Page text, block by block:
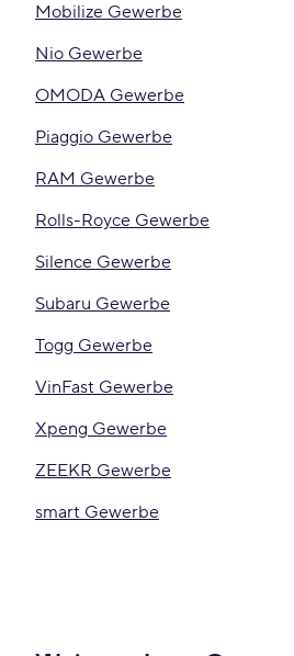
Mobilize Gewerbe
Nio Gewerbe
OMODA Gewerbe
Piaggio Gewerbe
RAM Gewerbe
Rolls-Royce Gewerbe
Silence Gewerbe
Subaru Gewerbe
Togg Gewerbe
VinFast Gewerbe
Xpeng Gewerbe
ZEEKR Gewerbe
smart Gewerbe